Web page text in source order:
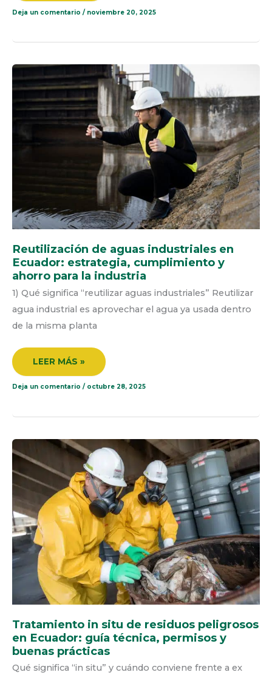
Deja un comentario / noviembre 20, 2025
Reutilización de aguas industriales en
Ecuador: estrategia, cumplimiento y
ahorro para la industria
1) Qué significa “reutilizar aguas industriales” Reutilizar
agua industrial es aprovechar el agua ya usada dentro
de la misma planta
REUTILIZACIÓN
DE
AGUAS
INDUSTRIALES
EN
ECUADOR:
ESTRATEGIA,
CUMPLIMIENTO
PARA
LEER MÁS »
Deja un comentario / octubre 28, 2025
Tratamiento in situ de residuos peligrosos
en Ecuador: guía técnica, permisos y
buenas prácticas
Qué significa “in situ” y cuándo conviene frente a ex
TRATAMIENTO
SITU
DE
RESIDUOS
PELIGROSOS
ECUADOR:
GUÍA
TÉCNICA,
PERMISOS
Y
BUENAS
PRÁCTICAS